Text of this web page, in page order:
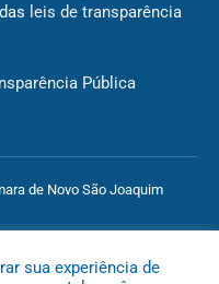
leis de transparência
Pública
de Novo São Joaquim
sua experiência de